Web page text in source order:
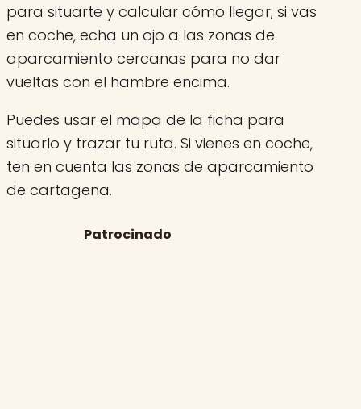
para situarte y calcular cómo llegar; si vas
en coche, echa un ojo a las zonas de
aparcamiento cercanas para no dar
vueltas con el hambre encima.
Puedes usar el mapa de la ficha para
situarlo y trazar tu ruta. Si vienes en coche,
ten en cuenta las zonas de aparcamiento
de cartagena.